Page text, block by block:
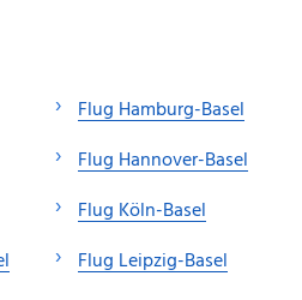
Flug Hamburg-Basel
Flug Hannover-Basel
Flug Köln-Basel
Flug Leipzig-Basel